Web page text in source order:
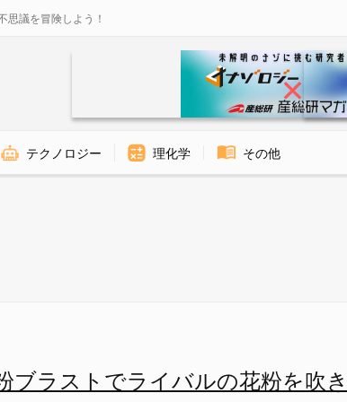
思議を冒険しよう！
テクノロジー 理化学 その他
ブラストでライバルの花粉を吹